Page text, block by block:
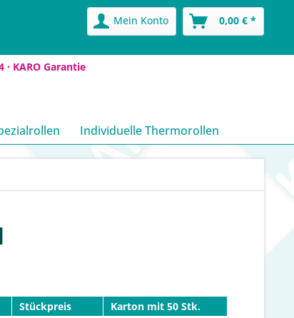
· KARO Garantie
Mein Konto 0,00 € *
Individuelle Thermorollen
Stückpreis
Karton mit 50 Stk.